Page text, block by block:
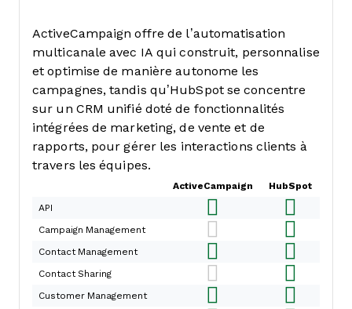
ActiveCampaign offre de l’automatisation
multicanale avec IA qui construit, personnalise
et optimise de manière autonome les
campagnes, tandis qu’HubSpot se concentre
sur un CRM unifié doté de fonctionnalités
intégrées de marketing, de vente et de
rapports, pour gérer les interactions clients à
travers les équipes.
ActiveCampaign
HubSpot
API
Campaign Management
Contact Management
Contact Sharing
Customer Management